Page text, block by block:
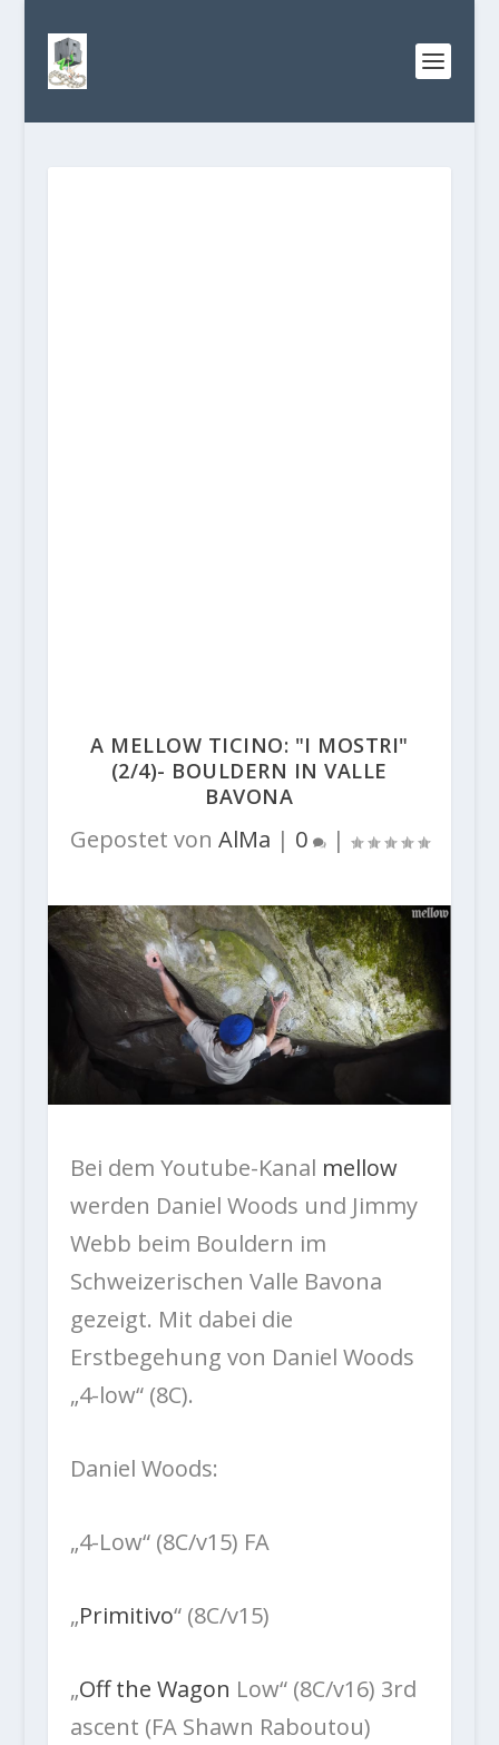
A MELLOW TICINO: "I MOSTRI"
(2/4)- BOULDERN IN VALLE
BAVONA
Gepostet von AlMa | 0 |
Bei dem Youtube-Kanal mellow
werden Daniel Woods und Jimmy
Webb beim Bouldern im
Schweizerischen Valle Bavona
gezeigt. Mit dabei die
Erstbegehung von Daniel Woods
„4-low“ (8C).
Daniel Woods:
„4-Low“ (8C/v15) FA
„Primitivo“ (8C/v15)
„Off the Wagon Low“ (8C/v16) 3rd
ascent (FA Shawn Raboutou)